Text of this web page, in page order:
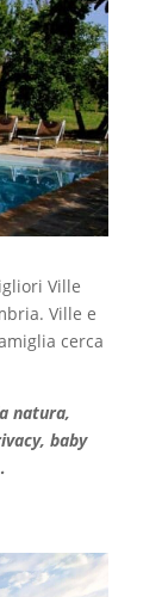
Ville
Ville e
cerca
natura,
baby